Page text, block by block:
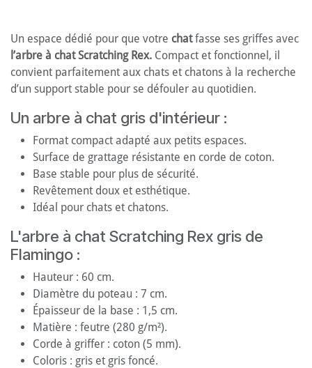
Un espace dédié pour que votre chatfasse ses griffes avec
l’arbre à chat Scratching Rex. Compact et fonctionnel, il
convient parfaitement aux chats et chatons à la recherche
d’un support stable pour se défouler au quotidien.
Un arbre à chat gris d'intérieur :
Format compact adapté aux petits espaces.
Surface de grattage résistante en corde de coton.
Base stable pour plus de sécurité.
Revêtement doux et esthétique.
Idéal pour chats et chatons.
L'arbre à chat Scratching Rex gris de
Flamingo :
Hauteur : 60 cm.
Diamètre du poteau : 7 cm.
Épaisseur de la base : 1,5 cm.
Matière : feutre (280 g/m²).
Corde à griffer : coton (5 mm).
Coloris : gris et gris foncé.